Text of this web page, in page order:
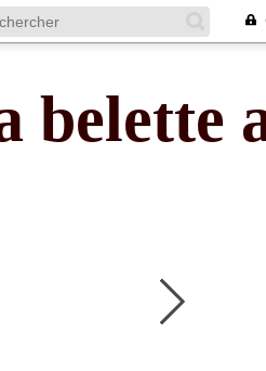
belette